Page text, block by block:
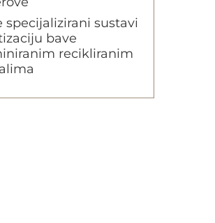
specijalizirani sustavi
bave
recikliranim